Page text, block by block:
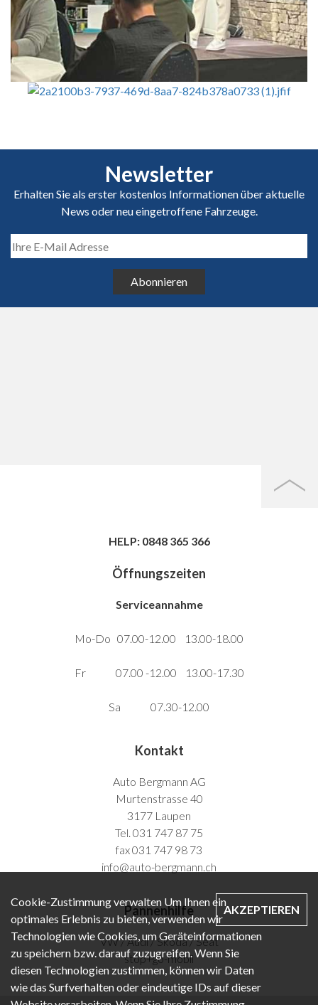
Newsletter
Erhalten Sie als erster kostenlos Informationen über aktuelle
News oder neu eingetroffene Fahrzeuge.
Abonnieren
HELP: 0848 365 366
Öffnungszeiten
Serviceannahme
Mo-Do 07.00-12.00 13.00-18.00
Fr 07.00 -12.00 13.00-17.30
Sa 07.30-12.00
Kontakt
Auto Bergmann AG
Murtenstrasse 40
3177 Laupen
Tel. 031 747 87 75
fax 031 747 98 73
info@auto-bergmann.ch
Pannenhilfe
VW / Audi / Skoda / Seat
stop+go-mobil
Cookie-Zustimmung verwalten Um Ihnen ein
optimales Erlebnis zu bieten, verwenden wir
Technologien wie Cookies, um Geräteinformationen
zu speichern bzw. darauf zuzugreifen. Wenn Sie
diesen Technologien zustimmen, können wir Daten
wie das Surfverhalten oder eindeutige IDs auf dieser
AKZEPTIEREN